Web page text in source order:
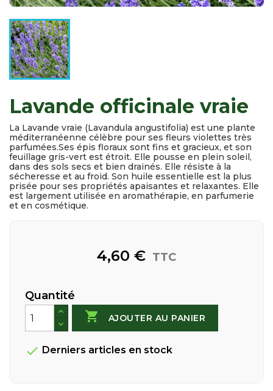
Lavande officinale vraie
La Lavande vraie (Lavandula angustifolia) est une plante
méditerranéenne célèbre pour ses fleurs violettes très
parfumées.Ses épis floraux sont fins et gracieux, et son
feuillage gris-vert est étroit. Elle pousse en plein soleil,
dans des sols secs et bien drainés. Elle résiste à la
sécheresse et au froid. Son huile essentielle est la plus
prisée pour ses propriétés apaisantes et relaxantes. Elle
est largement utilisée en aromathérapie, en parfumerie
et en cosmétique.
4,60 € TTC
Quantité
 AJOUTER AU PANIER
 Derniers articles en stock